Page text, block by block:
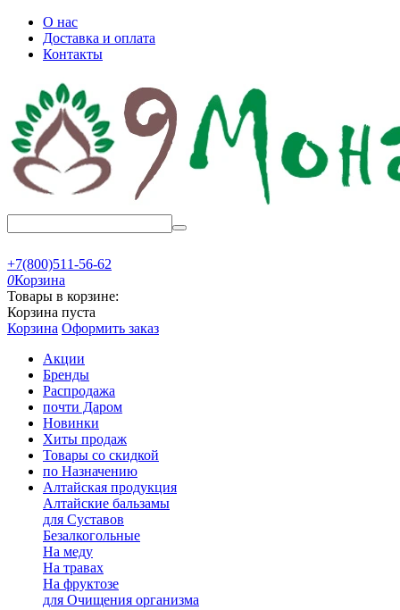
О нас
Доставка и оплата
Контакты
+7(800)511-56-62
0Корзина
Товары в корзине:
Корзина пуста
Корзина Оформить заказ
Акции
Бренды
Распродажа
почти Даром
Новинки
Хиты продаж
Товары со скидкой
по Назначению
Алтайская продукция
Алтайские бальзамы
для Суставов
Безалкогольные
На меду
На травах
На фруктозе
для Очищения организма